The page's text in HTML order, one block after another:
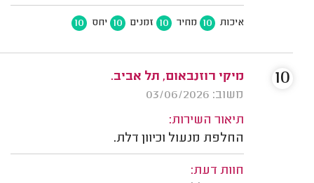
איכות 10 מחיר 10 זמנים 10 יחס 10
מיקי רוזנבאום, תל אביב.
משוב: 03/06/2026
תיאור השירות:
החלפת מנעול וכיוון דלת.
חוות דעת:
10